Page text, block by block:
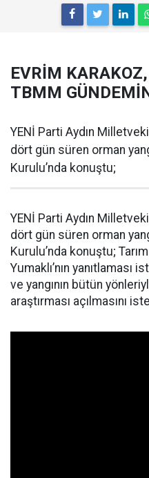
EVRİM
TBMM
YENİ Parti Aydın
dört gün süren orman
Kurulu’nda konuştu;
YENİ Parti Aydın
dört gün süren orman
Kurulu’nda konuştu;
Yumaklı’nın
ve yangının bütün
araştırması açılmasını